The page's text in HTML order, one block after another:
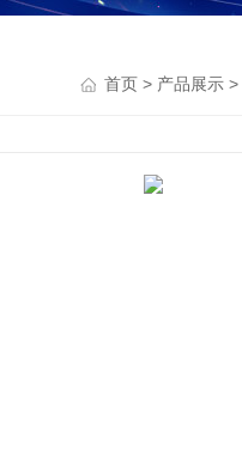
首页 > 产品展示 >